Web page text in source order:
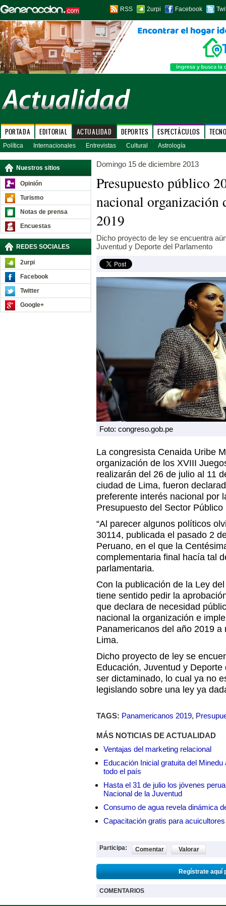
RSS 2urpi Facebook
PORTADA EDITORIAL ACTUALIDAD DEPORTES ESPECTÁCULOS
Política Internacionales Entrevistas Cultural Astrología
Nuestros sitios
Opinión
Turismo
Notas de prensa
Encuestas
REDES SOCIALES
2urpi
Facebook
Twitter
Google+
Domingo 15 de diciembre 2013
Presupuesto público
nacional organización
2019
Dicho proyecto de ley se encuentra
Juventud y Deporte del Parlamento
Foto: congreso.gob.pe
La congresista Cenaida Uribe
organización de los XVIII
realizarán del 26 de julio al 11
ciudad de Lima, fueron
preferente interés nacional por
Presupuesto del Sector
“Al parecer algunos políticos
30114, publicada el pasado 2
Peruano, en el que la
complementaria final hacía tal
parlamentaria.
Con la publicación de la Ley
tiene sentido pedir la
que declara de necesidad
nacional la organización e
Panamericanos del año 2019
Lima.
Dicho proyecto de ley se
Educación, Juventud y
ser dictaminado, lo cual ya no
legislando sobre una ley ya
TAGS: Panamericanos 2019,
MÁS NOTICIAS DE ACTUALIDAD
Ventajas del marketing relacional
Educación Inicial gratuita del
todo el país
Hasta el 31 de julio los jóvenes
Nacional de la Juventud
Consumo de agua revela dinámica
Capacitación gratis para
Participa: Comentar Valorar
Regístrate aquí
COMENTARIOS